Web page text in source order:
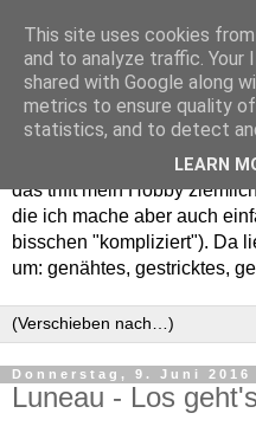
Willkommen in meinem
das trifft mein Hobby
die ich mache aber auch
bisschen "kompliziert"). Da
um: genähtes, gestricktes,
Donnerstag, 9. Juni 2016
Luneau - Los
This site uses cookies
and to analyze traffic. Your
shared with Google along
metrics to ensure quality
statistics, and to detect
LEARN